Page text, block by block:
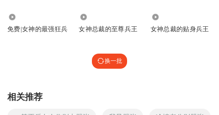
免费|女神的最强狂兵 女神总裁的至尊兵王 女神总裁的贴身兵王
换一批
相关推荐